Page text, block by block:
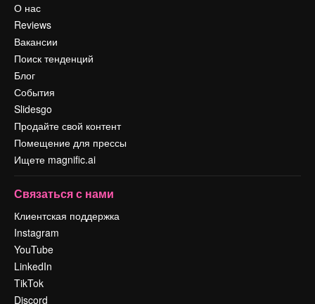
О нас
Reviews
Вакансии
Поиск тенденций
Блог
События
Slidesgo
Продайте свой контент
Помещение для прессы
Ищете magnific.ai
Связаться с нами
Клиентская поддержка
Instagram
YouTube
LinkedIn
TikTok
Discord